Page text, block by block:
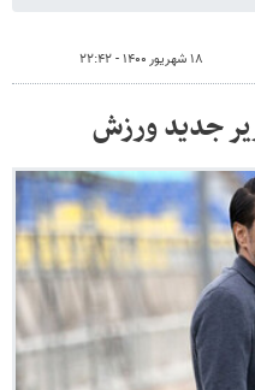
۱۸ شهریور ۱۴۰۰ - ۲۲:۴۲
جدید ورزش